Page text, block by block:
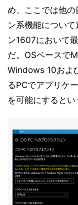
め、ここでは他
ン系機能につい
ン1607において
だ。OSベースで
Windows 10およ
るPCでアプリケ
を可能にするとい